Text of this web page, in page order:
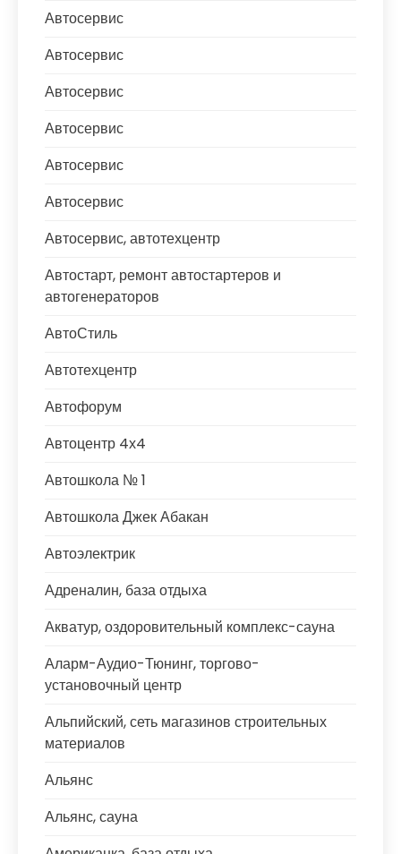
Автосервис
Автосервис
Автосервис
Автосервис
Автосервис
Автосервис
Автосервис, автотехцентр
Автостарт, ремонт автостартеров и
автогенераторов
АвтоСтиль
Автотехцентр
Автофорум
Автоцентр 4х4
Автошкола № 1
Автошкола Джек Абакан
Автоэлектрик
Адреналин, база отдыха
Акватур, оздоровительный комплекс-сауна
Аларм-Аудио-Тюнинг, торгово-
установочный центр
Альпийский, сеть магазинов строительных
материалов
Альянс
Альянс, сауна